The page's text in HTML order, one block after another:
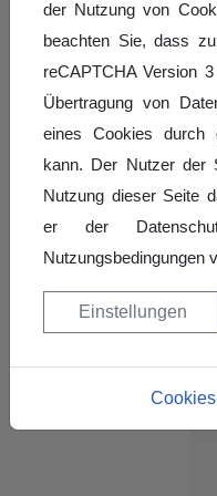
der Nutzung von
beachten Sie, dass
reCAPTCHA Version
Übertragung von
eines Cookies durch
kann. Der Nutzer der
Nutzung dieser Seite
er der
Nutzungsbedingungen
Einstellungen